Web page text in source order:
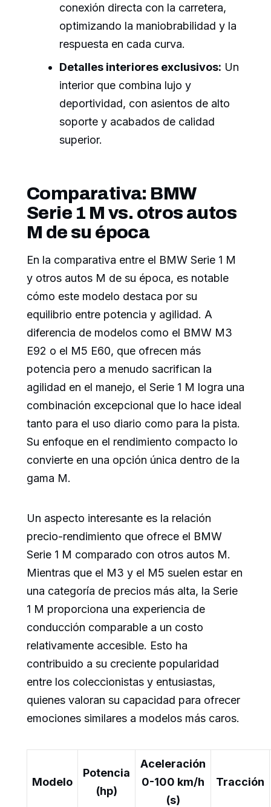
conexión directa con la carretera,
optimizando la maniobrabilidad y la
respuesta en cada curva.
Detalles interiores exclusivos: Un
interior que combina lujo y
deportividad, con asientos de alto
soporte y acabados de calidad
superior.
Comparativa: BMW
Serie 1 M vs. otros autos
M de su época
En la comparativa entre el BMW Serie 1 M
y otros autos M de su época, es notable
cómo este modelo destaca por su
equilibrio entre potencia y agilidad. A
diferencia de modelos como el BMW M3
E92 o el M5 E60, que ofrecen más
potencia pero a menudo sacrifican la
agilidad en el manejo, el Serie 1 M logra una
combinación excepcional que lo hace ideal
tanto para el uso diario como para la pista.
Su enfoque en el rendimiento compacto lo
convierte en una opción única dentro de la
gama M.
Un aspecto interesante es la relación
precio-rendimiento que ofrece el BMW
Serie 1 M comparado con otros autos M.
Mientras que el M3 y el M5 suelen estar en
una categoría de precios más alta, la Serie
1 M proporciona una experiencia de
conducción comparable a un costo
relativamente accesible. Esto ha
contribuido a su creciente popularidad
entre los coleccionistas y entusiastas,
quienes valoran su capacidad para ofrecer
emociones similares a modelos más caros.
Modelo
Potencia
(hp)
Aceleración
0-100 km/h
(s)
Tracción